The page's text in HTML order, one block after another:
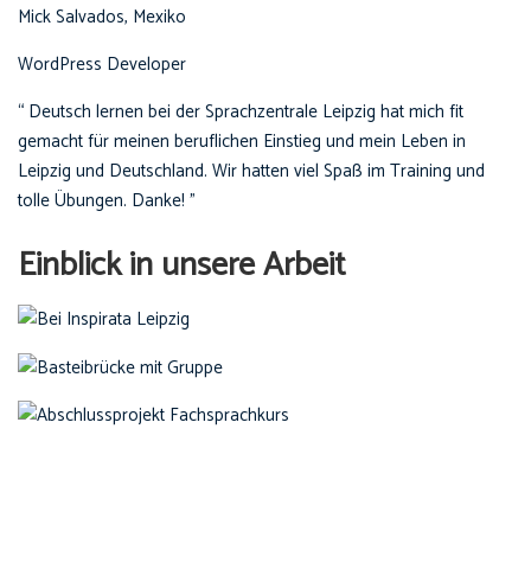
Mick Salvados, Mexiko
WordPress Developer
“ Deutsch lernen bei der Sprachzentrale Leipzig hat mich fit
gemacht für meinen beruflichen Einstieg und mein Leben in
Leipzig und Deutschland. Wir hatten viel Spaß im Training und
tolle Übungen. Danke! ”
Einblick in unsere Arbeit